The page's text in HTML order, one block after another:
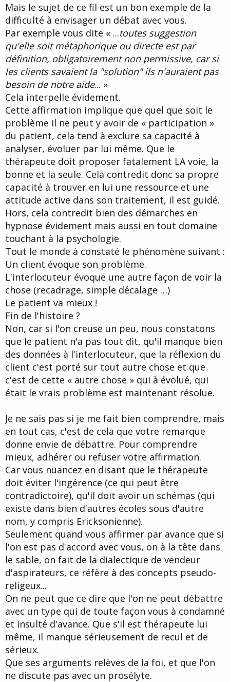
Mais le sujet de ce fil est un bon exemple de la
difficulté à envisager un débat avec vous.
Par exemple vous dite « ...toutes suggestion
qu'elle soit métaphorique ou directe est par
définition, obligatoirement non permissive, car si
les clients savaient la "solution" ils n'auraient pas
besoin de notre aide... »
Cela interpelle évidement.
Cette affirmation implique que quel que soit le
problème il ne peut y avoir de « participation »
du patient, cela tend à exclure sa capacité à
analyser, évoluer par lui même. Que le
thérapeute doit proposer fatalement LA voie, la
bonne et la seule. Cela contredit donc sa propre
capacité à trouver en lui une ressource et une
attitude active dans son traitement, il est guidé.
Hors, cela contredit bien des démarches en
hypnose évidement mais aussi en tout domaine
touchant à la psychologie.
Tout le monde à constaté le phénomène suivant :
Un client évoque son problème.
L'interlocuteur évoque une autre façon de voir la
chose (recadrage, simple décalage …)
Le patient va mieux !
Fin de l'histoire ?
Non, car si l'on creuse un peu, nous constatons
que le patient n'a pas tout dit, qu'il manque bien
des données à l'interlocuteur, que la réflexion du
client c'est porté sur tout autre chose et que
c'est de cette « autre chose » qui à évolué, qui
était le vrais problème est maintenant résolue.
Je ne sais pas si je me fait bien comprendre, mais
en tout cas, c'est de cela que votre remarque
donne envie de débattre. Pour comprendre
mieux, adhérer ou refuser votre affirmation.
Car vous nuancez en disant que le thérapeute
doit éviter l'ingérence (ce qui peut être
contradictoire), qu'il doit avoir un schémas (qui
existe dans bien d'autres écoles sous d'autre
nom, y compris Ericksonienne).
Seulement quand vous affirmer par avance que si
l'on est pas d'accord avec vous, on à la tête dans
le sable, on fait de la dialectique de vendeur
d'aspirateurs, ce réfère à des concepts pseudo-
religeux...
On ne peut que ce dire que l'on ne peut débattre
avec un type qui de toute façon vous à condamné
et insulté d'avance. Que s'il est thérapeute lui
même, il manque sérieusement de recul et de
sérieux.
Que ses arguments relèves de la foi, et que l'on
ne discute pas avec un prosélyte.